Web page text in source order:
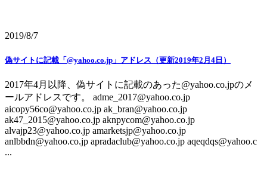
2019/8/7
偽サイトに記載「@yahoo.co.jp」アドレス（更新2019年2月4日）
2017年4月以降、偽サイトに記載のあった@yahoo.co.jpのメ
ールアドレスです。 adme_2017@yahoo.co.jp
aicopy56co@yahoo.co.jp ak_bran@yahoo.co.jp
ak47_2015@yahoo.co.jp aknpycom@yahoo.co.jp
alvajp23@yahoo.co.jp amarketsjp@yahoo.co.jp
anlbbdn@yahoo.co.jp apradaclub@yahoo.co.jp aqeqdqs@yahoo.c
...